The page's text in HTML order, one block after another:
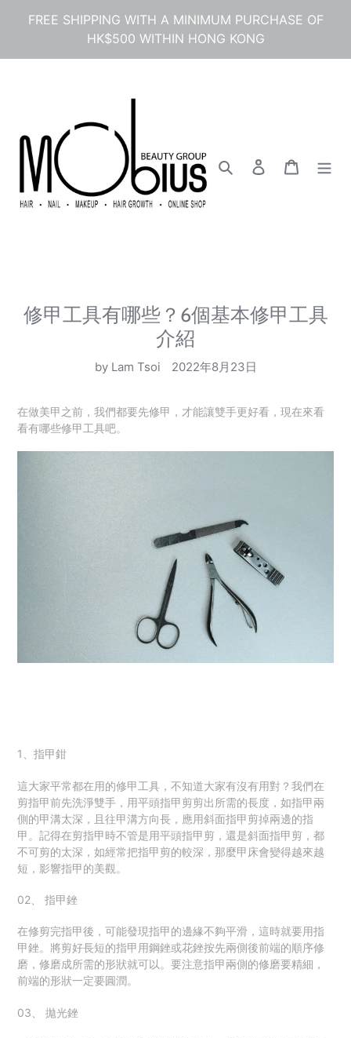
ン
FREE SHIPPING WITH A MINIMUM PURCHASE OF
HK$500 WITHIN HONG KONG
検索 ログインカート
修甲工具有哪些？6個基本修甲工具
介紹
by Lam Tsoi 2022年8月23日
在做美甲之前，我們都要先修甲，才能讓雙手更好看，現在來看
看有哪些修甲工具吧。
1、指甲鉗
這大家平常都在用的修甲工具，不知道大家有沒有用對？我們在
剪指甲前先洗淨雙手，用平頭指甲剪剪出所需的長度，如指甲兩
側的甲溝太深，且往甲溝方向長，應用斜面指甲剪掉兩邊的指
甲。記得在剪指甲時不管是用平頭指甲剪，還是斜面指甲剪，都
不可剪的太深，如經常把指甲剪的較深，那麼甲床會變得越來越
短，影響指甲的美觀。
02、 指甲銼
在修剪完指甲後，可能發現指甲的邊緣不夠平滑，這時就要用指
甲銼。將剪好長短的指甲用鋼銼或花銼按先兩側後前端的順序修
磨，修磨成所需的形狀就可以。要注意指甲兩側的修磨要精細，
前端的形狀一定要圓潤。
03、 拋光銼